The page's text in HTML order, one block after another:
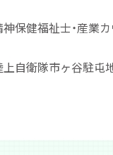
神保健福祉士・産業
上自衛隊市ヶ谷駐屯